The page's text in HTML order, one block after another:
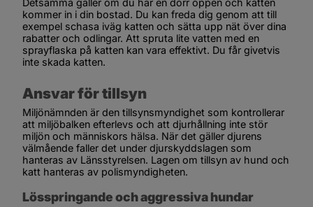
Detsamma gäller om du har en dörr öppen och katten
kommer in i din bostad. Du kan freda dig genom att till
exempel schasa iväg katten och sätta upp nät över dina
rabatter och odlingar. Att spruta lite vatten med en
sprayflaska på katten kan vara effektivt. Du får givetvis
inte skada katten.
Ansvar för tillsyn
Miljönämnden är den tillsynsmyndighet som kontrollerar
att miljöbalken efterlevs och att djurhållning inte stör
miljön och människors hälsa. När det gäller djurens
välmående faller det under djurskyddslagen som
hanteras av Länsstyrelsen. Lagen om tillsyn av hund och
katt hanteras av polismyndigheten.
Lösspringande och aggressiva hundar